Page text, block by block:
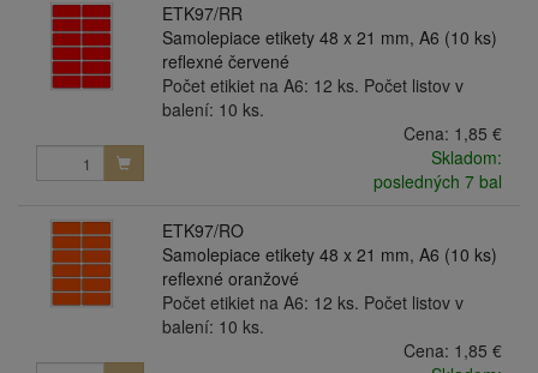
ETK97/RR
Samolepiace etikety 48 x 21 mm, A6 (10 ks)
reflexné červené
Počet etikiet na A6: 12 ks. Počet listov v
balení: 10 ks.
Cena: 1,85 €
Skladom:
posledných 7 bal
ETK97/RO
Samolepiace etikety 48 x 21 mm, A6 (10 ks)
reflexné oranžové
Počet etikiet na A6: 12 ks. Počet listov v
balení: 10 ks.
Cena: 1,85 €